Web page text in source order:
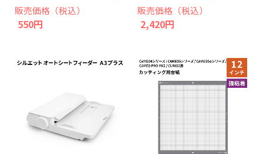
販売価格（税込）
550円
販売価格（税込）
2,420円